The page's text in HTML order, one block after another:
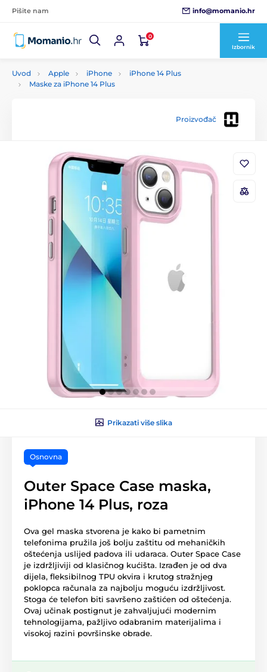
Pišite nam info@momanio.hr
0
Izbornik
Uvod Apple iPhone
iPhone 14 Plus
Maske za iPhone 14 Plus
Proizvođač
Prikazati više slika
Osnovna
Outer Space Case maska,
iPhone 14 Plus, roza
Ova gel maska stvorena je kako bi pametnim
telefonima pružila još bolju zaštitu od mehaničkih
oštećenja uslijed padova ili udaraca. Outer Space Case
je izdržljiviji od klasičnog kućišta. Izrađen je od dva
dijela, fleksibilnog TPU okvira i krutog stražnjeg
poklopca računala za najbolju moguću izdržljivost.
Stoga će telefon biti savršeno zaštićen od oštećenja.
Ovaj učinak postignut je zahvaljujući modernim
tehnologijama, pažljivo odabranim materijalima i
visokoj razini površinske obrade.